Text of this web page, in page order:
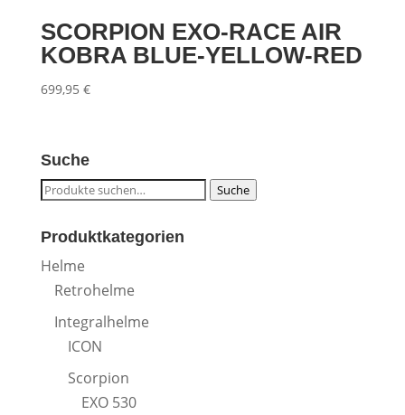
SCORPION EXO-RACE AIR
KOBRA BLUE-YELLOW-RED
699,95 €
Suche
Suche
Suche
Produktkategorien
Helme
Retrohelme
Integralhelme
ICON
Scorpion
EXO 530